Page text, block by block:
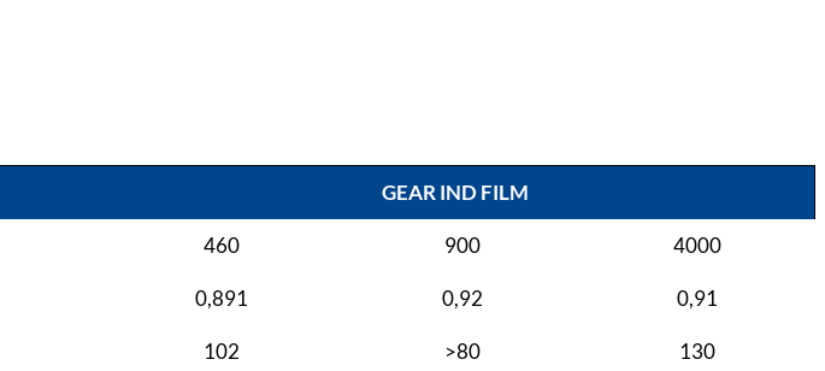
GEAR IND FILM
460 900 4000
0,891 0,92 0,91
102 >80 130